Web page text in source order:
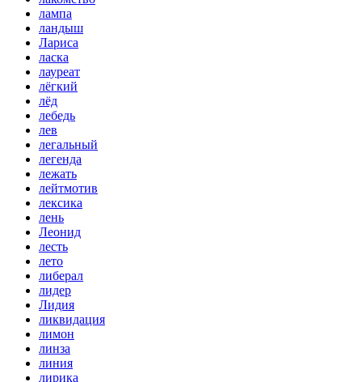
лампа
ландыш
Лариса
ласка
лауреат
лёгкий
лёд
лебедь
лев
легальный
легенда
лежать
лейтмотив
лексика
лень
Леонид
лесть
лето
либерал
лидер
Лидия
ликвидация
лимон
линза
линия
лирика